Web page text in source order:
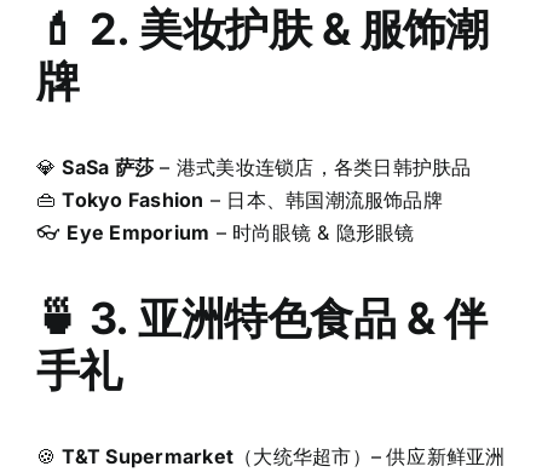
💄 2. 美妆护肤 & 服饰潮
牌
💎SaSa 萨莎 – 港式美妆连锁店，各类日韩护肤品
👜Tokyo Fashion – 日本、韩国潮流服饰品牌
👓 Eye Emporium – 时尚眼镜 & 隐形眼镜
🍵 3. 亚洲特色食品 & 伴
手礼
🍪T&T Supermarket （大统华超市）– 供应新鲜亚洲